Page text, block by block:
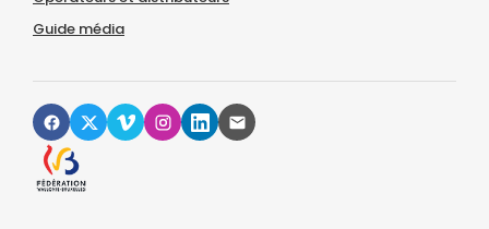
Guide média